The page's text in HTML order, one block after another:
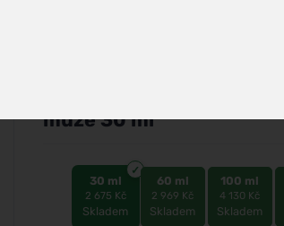
muže 30 ml
30 ml
2 675 Kč
Skladem
60 ml
2 969 Kč
Skladem
100 ml
4 130 Kč
Skladem